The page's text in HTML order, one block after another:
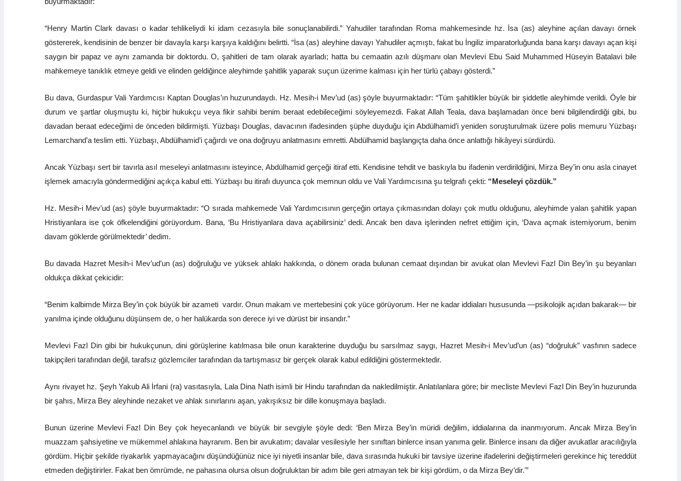
“Henry Martin Clark davası o kadar tehlikeliydi ki idam cezasıyla bile sonuçlanabilirdi.” Yahudiler tarafından Roma mahkemesinde hz. İsa (as) aleyhine açılan davayı örnek
göstererek, kendisinin de benzer bir davayla karşı karşıya kaldığını belirtti. “İsa (as) aleyhine davayı Yahudiler açmıştı, fakat bu İngiliz imparatorluğunda bana karşı davayı açan kişi
saygın bir papaz ve aynı zamanda bir doktordu. O, şahitleri de tam olarak ayarladı; hatta bu cemaatin azılı düşmanı olan Mevlevi Ebu Said Muhammed Hüseyin Batalavi bile
mahkemeye tanıklık etmeye geldi ve elinden geldiğince aleyhimde şahitlik yaparak suçun üzerime kalması için her türlü çabayı gösterdi.”
Bu dava, Gurdaspur Vali Yardımcısı Kaptan Douglas’ın huzurundaydı. Hz. Mesih-i Mev’ud (as) şöyle buyurmaktadır: “Tüm şahitlikler büyük bir şiddetle aleyhimde verildi. Öyle bir
durum ve şartlar oluşmuştu ki, hiçbir hukukçu veya fikir sahibi benim beraat edebileceğimi söyleyemezdi. Fakat Allah Teala, dava başlamadan önce beni bilgilendirdiği gibi, bu
davadan beraat edeceğimi de önceden bildirmişti. Yüzbaşı Douglas, davacının ifadesinden şüphe duyduğu için Abdülhamid’i yeniden soruşturulmak üzere polis memuru Yüzbaşı
Lemarchand’a teslim etti. Yüzbaşı, Abdülhamid’i çağırdı ve ona doğruyu anlatmasını emretti. Abdülhamid başlangıçta daha önce anlattığı hikâyeyi sürdürdü.
Ancak Yüzbaşı sert bir tavırla asıl meseleyi anlatmasını isteyince, Abdülhamid gerçeği itiraf etti. Kendisine tehdit ve baskıyla bu ifadenin verdirildiğini, Mirza Bey’in onu asla cinayet
işlemek amacıyla göndermediğini açıkça kabul etti. Yüzbaşı bu itirafı duyunca çok memnun oldu ve Vali Yardımcısına şu telgrafı çekti: “Meseleyi çözdük.”
Hz. Mesih-i Mev’ud (as) şöyle buyurmaktadır: “O sırada mahkemede Vali Yardımcısının gerçeğin ortaya çıkmasından dolayı çok mutlu olduğunu, aleyhimde yalan şahitlik yapan
Hristiyanlara ise çok öfkelendiğini görüyordum. Bana, ‘Bu Hristiyanlara dava açabilirsiniz’ dedi. Ancak ben dava işlerinden nefret ettiğim için, ‘Dava açmak istemiyorum, benim
davam göklerde görülmektedir’ dedim.
Bu davada Hazret Mesih-i Mev’ud’un (as) doğruluğu ve yüksek ahlakı hakkında, o dönem orada bulunan cemaat dışından bir avukat olan Mevlevi Fazl Din Bey’in şu beyanları
oldukça dikkat çekicidir:
“Benim kalbimde Mirza Bey’in çok büyük bir azameti vardır. Onun makam ve mertebesini çok yüce görüyorum. Her ne kadar iddiaları hususunda —psikolojik açıdan bakarak— bir
yanılma içinde olduğunu düşünsem de, o her halükarda son derece iyi ve dürüst bir insandır.”
Mevlevi Fazl Din gibi bir hukukçunun, dini görüşlerine katılmasa bile onun karakterine duyduğu bu sarsılmaz saygı, Hazret Mesih-i Mev’ud’un (as) “doğruluk” vasfının sadece
takipçileri tarafından değil, tarafsız gözlemciler tarafından da tartışmasız bir gerçek olarak kabul edildiğini göstermektedir.
Aynı rivayet hz. Şeyh Yakub Ali İrfani (ra) vasıtasıyla, Lala Dina Nath isimli bir Hindu tarafından da nakledilmiştir. Anlatılanlara göre; bir mecliste Mevlevi Fazl Din Bey’in huzurunda
bir şahıs, Mirza Bey aleyhinde nezaket ve ahlak sınırlarını aşan, yakışıksız bir dille konuşmaya başladı.
Bunun üzerine Mevlevi Fazl Din Bey çok heyecanlandı ve büyük bir sevgiyle şöyle dedi: ‘Ben Mirza Bey’in müridi değilim, iddialarına da inanmıyorum. Ancak Mirza Bey’in
muazzam şahsiyetine ve mükemmel ahlakına hayranım. Ben bir avukatım; davalar vesilesiyle her sınıftan binlerce insan yanıma gelir. Binlerce insanı da diğer avukatlar aracılığıyla
gördüm. Hiçbir şekilde riyakarlık yapmayacağını düşündüğünüz nice iyi niyetli insanlar bile, dava sırasında hukuki bir tavsiye üzerine ifadelerini değiştirmeleri gerekince hiç tereddüt
etmeden değiştirirler. Fakat ben ömrümde, ne pahasına olursa olsun doğruluktan bir adım bile geri atmayan tek bir kişi gördüm, o da Mirza Bey’dir.'”